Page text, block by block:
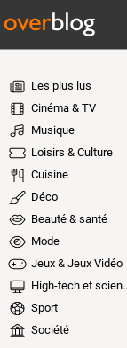
Les plus lus
Cinéma & TV
Musique
Loisirs & Culture
Cuisine
Déco
Beauté & santé
Mode
Jeux & Jeux Vidéo
High-tech et sciences
Sport
Société